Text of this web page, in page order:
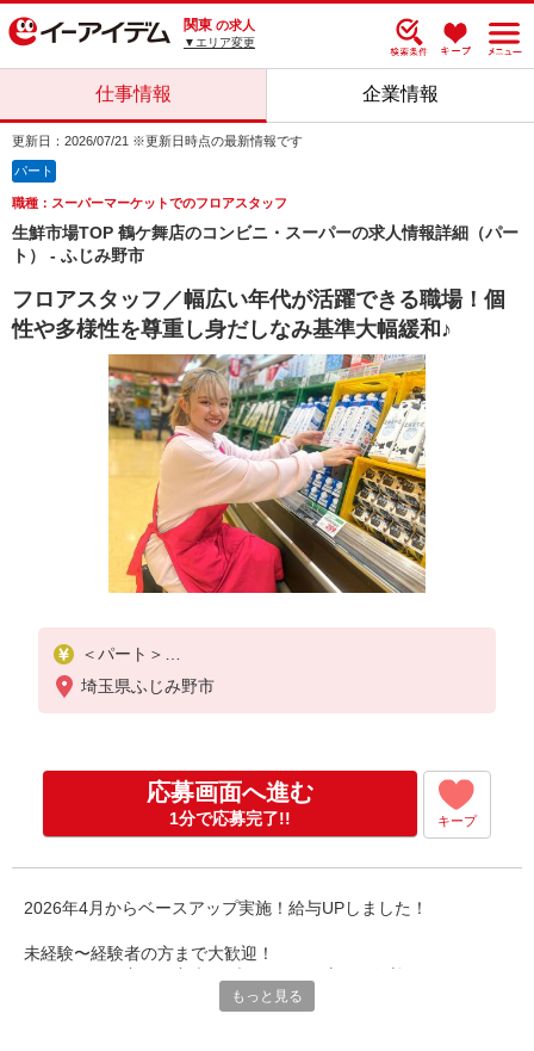
関東 の求人
▼エリア変更
仕事情報 企業情報
更新日：2026/07/21 ※更新日時点の最新情報です
パート
職種：スーパーマーケットでのフロアスタッフ
生鮮市場TOP 鶴ケ舞店のコンビニ・スーパーの求人情報詳細（パー
ト） - ふじみ野市
フロアスタッフ／幅広い年代が活躍できる職場！個
性や多様性を尊重し身だしなみ基準大幅緩和♪
＜パート＞
時給1263円〜／16時以降時給1363円〜
埼玉県ふじみ野市
応募画面へ進む
1分で応募完了!! キープ
2026年4月からベースアップ実施！給与UPしました！
未経験〜経験者の方まで大歓迎！
Wワーク・扶養範囲内勤務OK！もっと見る